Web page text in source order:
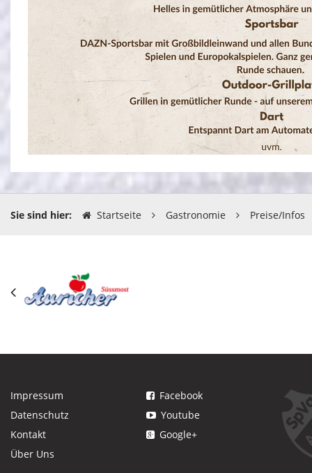
Sie sind hier: Startseite Gastronomie Preise/Infos
Impressum
Datenschutz
Kontakt
Über Uns
Facebook
Youtube
Google+